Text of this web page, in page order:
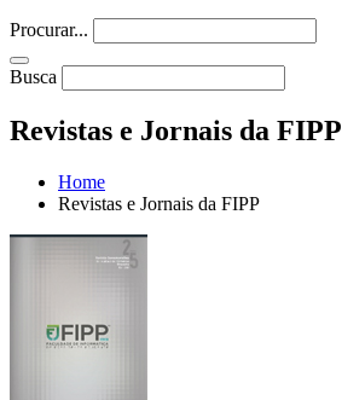
Procurar...
Busca
Revistas e Jornais da FIPP
Home
Revistas e Jornais da FIPP